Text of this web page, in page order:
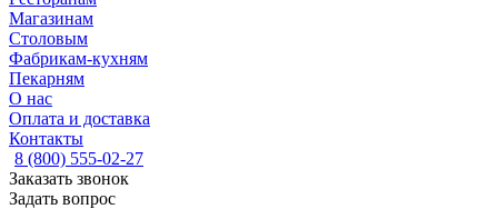
Магазинам
Столовым
Фабрикам-кухням
Пекарням
О нас
Оплата и доставка
Контакты
8 (800) 555-02-27
Заказать звонок
Задать вопрос